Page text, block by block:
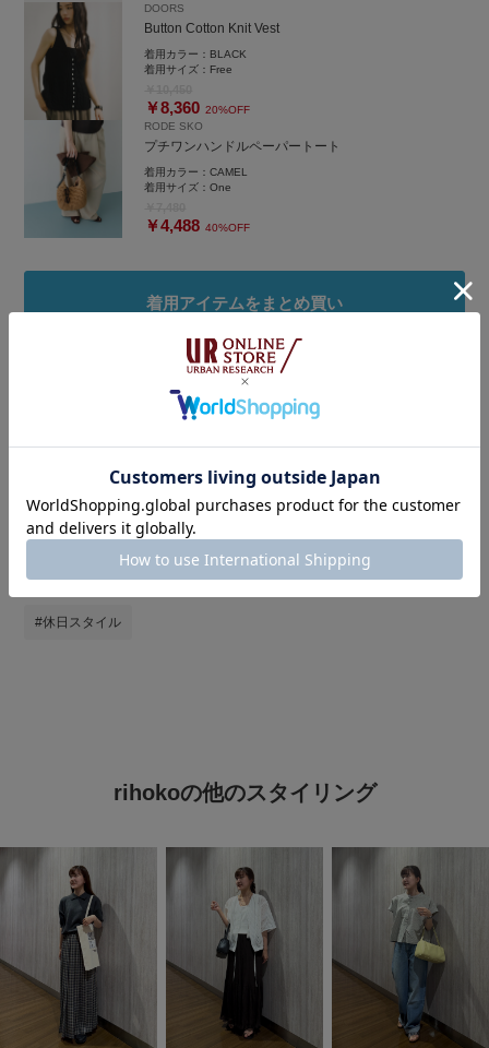
DOORS
Button Cotton Knit Vest
着用カラー： BLACK
着用サイズ： Free
￥8,360 20%OFF
RODE SKO
プチワンハンドルペーパートート
着用カラー：CAMEL
着用サイズ：One
￥4,488 40%OFF
着用アイテムをまとめ買い
タグ
#URBAN RESEARCH DOORS #アーバンリサーチドアーズ
#快適×きちんと見え術
#休日スタイル
rihokoの他のスタイリング